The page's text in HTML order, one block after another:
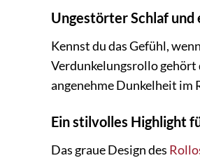
Ungestörter Schlaf und
Kennst du das Gefühl,
Verdunkelungsrollo gehört
angenehme Dunkelheit im
Ein stilvolles Highlight
Das graue Design des